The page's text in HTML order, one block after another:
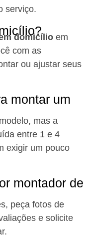
serviço.
domicílio em
com as
ou ajustar seus
montar um
mas a
entre 1 e 4
exigir um pouco
montador de
peça fotos de
e solicite